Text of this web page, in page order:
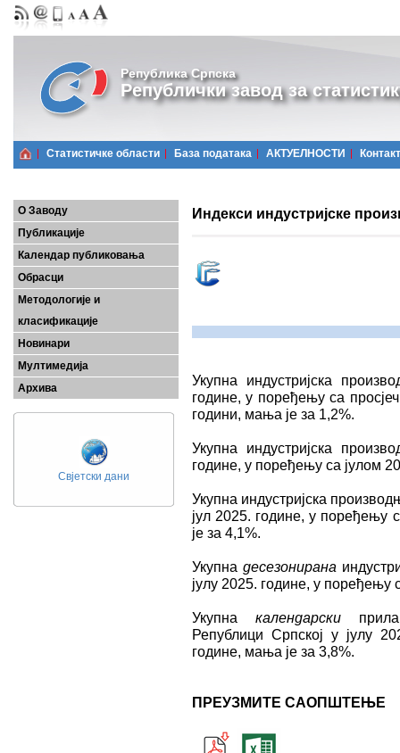
Република Српска
Републички завод за
Статистичке области Базa података АКТУЕЛНОСТИ Контакт
О Заводу
Публикације
Календар публиковања
Обрасци
Методологије и
класификације
Новинари
Мултимедија
Архива
Свјетски дани
Индекси индустријске
Укупна
индустријска
године, у поређењу са
години, мања је за 1,2%.
Укупна
индустријска
године, у поређењу са јулом
Укупна индустријска
јул 2025. године, у
је за 4,1%.
Укупна десезонирана
јулу 2025. године, у поређењу
Укупна календарски
Републици Српској у јулу
године, мања је за 3,8%.
ПРЕУЗМИТЕ САОПШТЕЊЕ